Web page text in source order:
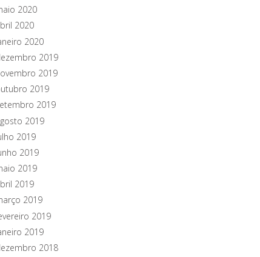
2020
2020
2020
2019
2019
2019
2019
2019
2019
2019
2019
2019
2019
2019
2019
2018